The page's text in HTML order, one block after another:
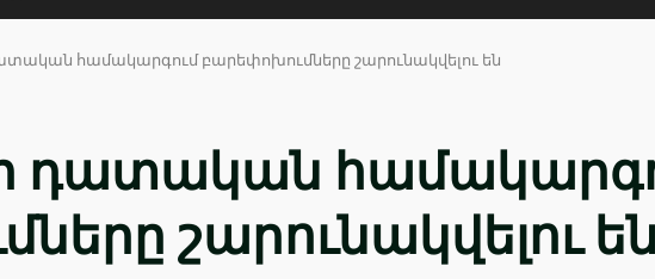
համակարգում բարեփոխումները շարունակվելու են
դատական
շարունակվելու են